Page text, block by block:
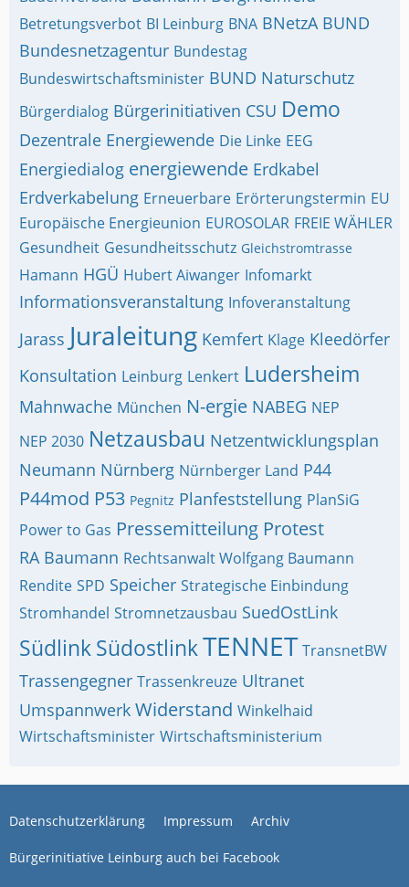
Betretungsverbot BI Leinburg BNA BNetzA BUND
Bundesnetzagentur Bundestag
Bundeswirtschaftsminister BUND Naturschutz
Bürgerdialog Bürgerinitiativen CSU Demo
Dezentrale Energiewende Die Linke EEG
Energiedialog energiewende Erdkabel
Erdverkabelung Erneuerbare Erörterungstermin EU
Europäische Energieunion EUROSOLAR FREIE WÄHLER
Gesundheit Gesundheitsschutz Gleichstromtrasse
Hamann HGÜ Hubert Aiwanger Infomarkt
Informationsveranstaltung Infoveranstaltung
Jarass Juraleitung Kemfert Klage Kleedörfer
Konsultation Leinburg Lenkert Ludersheim
Mahnwache München N-ergie NABEG NEP
NEP 2030 Netzausbau Netzentwicklungsplan
Neumann Nürnberg Nürnberger Land P44
P44mod P53 Pegnitz Planfeststellung PlanSiG
Power to Gas Pressemitteilung Protest
RA Baumann Rechtsanwalt Wolfgang Baumann
Rendite SPD Speicher Strategische Einbindung
Stromhandel Stromnetzausbau SuedOstLink
SüdlinkSüdostlinkTENNET TransnetBW
Trassengegner Trassenkreuze Ultranet
Umspannwerk Widerstand Winkelhaid
Wirtschaftsminister Wirtschaftsministerium
Datenschutzerklärung Impressum Archiv
Bürgerinitiative Leinburg auch bei Facebook